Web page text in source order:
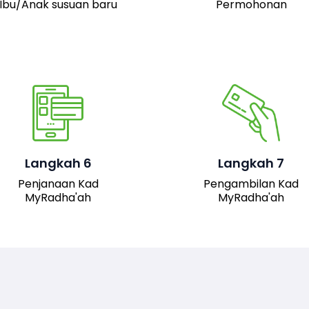
Ibu/Anak susuan baru
Permohonan
Langkah 6
Penjanaan Kad
MyRadha'ah
Setelah permohonan
akan dijana.
Langkah 7
Pengambilan Kad
MyRadha'ah
Pemohon boleh hadir ke
pejabat JAIS untuk
mengambil kad fizikal
MyRadha’ah. Selain itu,
pemohon juga boleh
turun versi digital kad
sistem untuk
kemudahan akses.